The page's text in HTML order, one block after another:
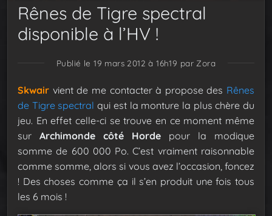
Rênes de Tigre spectral
disponible à l’HV !
Publié le 19 mars 2012 à 16h19 par Zora
Skwair vient de me contacter à propose des Rênes
de Tigre spectral qui est la monture la plus chère du
jeu. En effet celle-ci se trouve en ce moment même
sur Archimonde côté Horde pour la modique
somme de 600 000 Po. C’est vraiment raisonnable
comme somme, alors si vous avez l’occasion, foncez
! Des choses comme ça il s’en produit une fois tous
les 6 mois !